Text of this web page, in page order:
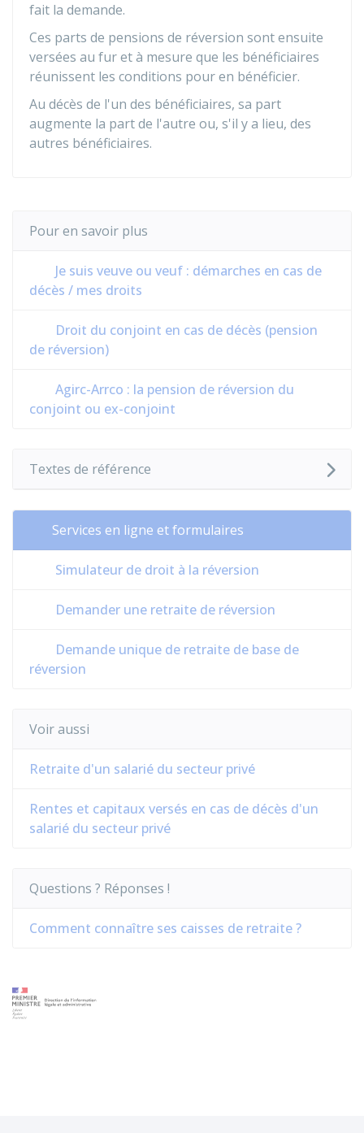
fait la demande.
Ces parts de pensions de réversion sont ensuite
versées au fur et à mesure que les bénéficiaires
réunissent les conditions pour en bénéficier.
Au décès de l'un des bénéficiaires, sa part
augmente la part de l'autre ou, s'il y a lieu, des
autres bénéficiaires.
Pour en savoir plus
Je suis veuve ou veuf : démarches en cas de
décès / mes droits
Droit du conjoint en cas de décès (pension
de réversion)
Agirc-Arrco : la pension de réversion du
conjoint ou ex-conjoint
Textes de référence
Services en ligne et formulaires
Simulateur de droit à la réversion
Demander une retraite de réversion
Demande unique de retraite de base de
réversion
Voir aussi
Retraite d'un salarié du secteur privé
Rentes et capitaux versés en cas de décès d'un
salarié du secteur privé
Questions ? Réponses !
Comment connaître ses caisses de retraite ?